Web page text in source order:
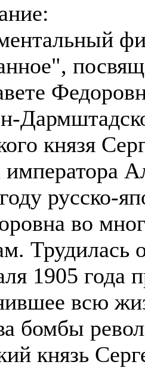
князя
императора
русско-
во
Трудилась
1905 года
всю
бомбы
князь